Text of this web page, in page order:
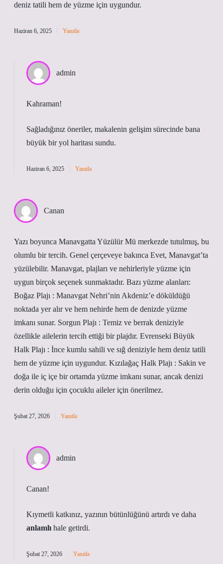
deniz tatili hem de yüzme için uygundur.
Haziran 6, 2025 Yanıtla
admin
Kahraman!
Sağladığınız öneriler, makalenin gelişim sürecinde bana
büyük biryol haritası sundu.
Haziran 6, 2025 Yanıtla
Canan
Yazı boyunca Manavgatta Yüzülür Mü merkezde tutulmuş, bu
olumlu bir tercih. Genel çerçeveye bakınca Evet, Manavgat’ta
yüzülebilir. Manavgat, plajları ve nehirleriyle yüzme için
uygun birçok seçenek sunmaktadır. Bazı yüzme alanları:
Boğaz Plajı : Manavgat Nehri’nin Akdeniz’e döküldüğü
noktada yer alır ve hem nehirde hem de denizde yüzme
imkanı sunar. Sorgun Plajı : Temiz ve berrak deniziyle
özellikle ailelerin tercih ettiği bir plajdır. Evrenseki Büyük
Halk Plajı : İnce kumlu sahili ve sığ deniziyle hem deniz tatili
hem de yüzme için uygundur. Kızılağaç Halk Plajı : Sakin ve
doğa ile iç içe bir ortamda yüzme imkanı sunar, ancak denizi
derin olduğu için çocuklu aileler için önerilmez.
Şubat 27, 2026 Yanıtla
admin
Canan!
Kıymetli katkınız, yazının bütünlüğünü artırdı ve daha
anlamlı hale getirdi.
Şubat 27, 2026 Yanıtla